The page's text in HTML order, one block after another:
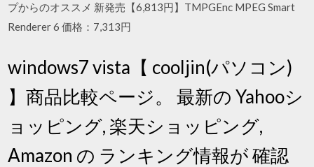
プからのオススメ 新発売【6,813円】TMPGEnc MPEG Smart
Renderer 6 価格：7,313円
windows7 vista【 cooljin(パソコン)
】商品比較ページ。 最新の Yahooシ
ョッピング, 楽天ショッピング,
Amazon の ランキング情報が 確認